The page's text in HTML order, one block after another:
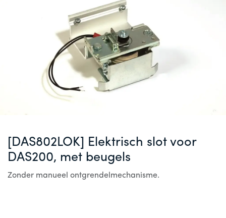
[DAS802LOK] Elektrisch slot voor
DAS200, met beugels
Zonder manueel ontgrendelmechanisme.